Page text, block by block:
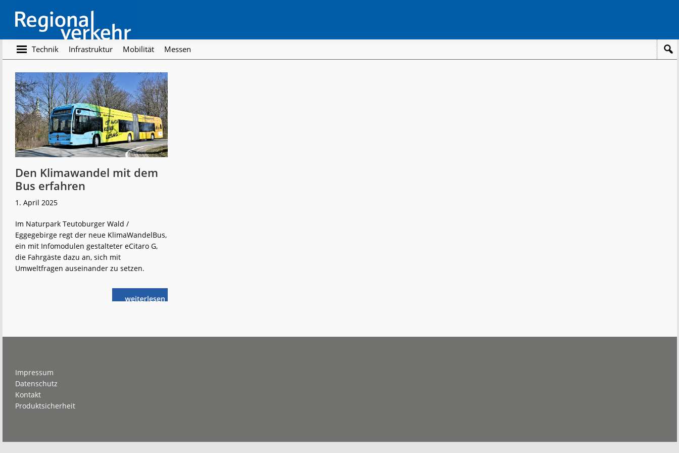
main
content
footer
Regionalverkehr
Die
Fachzeitschrift
den
Öffentlichen
Personennahverkehr
Technik Infrastruktur Mobilität Messen
Den Klimawandel mit dem
Bus erfahren
1. April 2025
Im Naturpark Teutoburger Wald /
Eggegebirge regt der neue KlimaWandelBus,
ein mit Infomodulen gestalteter eCitaro G,
die Fahrgäste dazu an, sich mit
Umweltfragen auseinander zu setzen.
weiterlese
nDen
Impressum
Datenschutz
Kontakt
Produktsicherheit